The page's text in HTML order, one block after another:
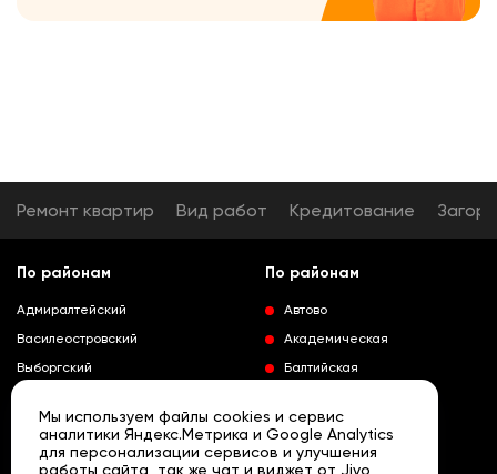
Ремонт квартир Вид работ Кредитование
По районам
Адмиралтейский
Василеостровский
Выборгский
Колпинский
Красногвардейский
По районам
Автово
Академическая
Балтийская
Выборгская
Гражданский проспект
Мы используем файлы cookies и сервис
аналитики Яндекс.Метрика и Google Analytics
для персонализации сервисов и улучшения
работы сайта, так же чат и виджет от Jivo